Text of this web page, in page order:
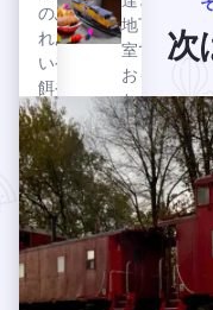
地下
室で
おも
ちゃ
の電
車ご
っこ
をし
て遊
ん
だ、
のん
ジュ
ーシ
ーな
プラ
イム
リブ
など
が名
物の
ファ
ミリ
ーレ
のふ
れあ
いや
餌や
り、
ゲー
ムや
ポニ
ー乗
馬が
楽し
次
続きを読む イリノイ